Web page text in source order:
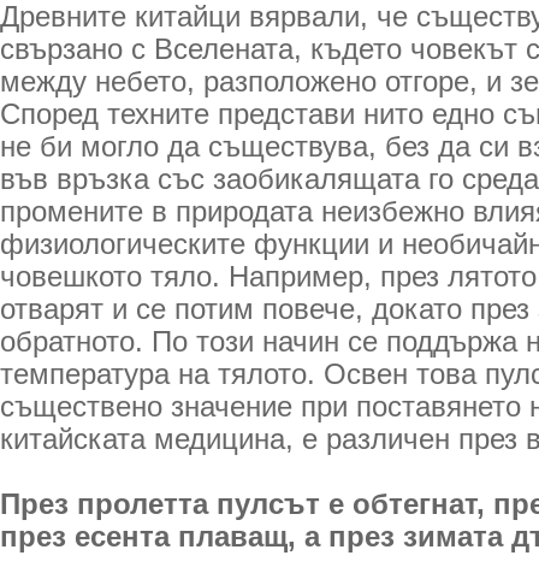
Древните китайци вярвали, че
свързано с Вселената, където човекът
между небето, разположено отгоре, и
Според техните представи нито едно
не би могло да съществува, без да си
във връзка със заобикалящата го
промените в природата неизбежно
физиологическите функции и
човешкото тяло. Например, през
отварят и се потим повече, докато
обратното. По този начин се поддържа
температура на тялото. Освен това
съществено значение при поставянето
китайската медицина, е различен през
През пролетта пулсът е обтегнат,
през есента плаващ, а през зимата